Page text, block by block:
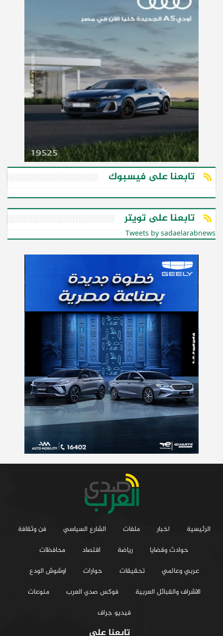
تابعنا على فيسبوك
تابعنا على تويتر
Tweets by sadaelarabnews
الرئيسية اخبار ملفات الشارع السياسي
فن وثقافة
حوادث وقضايا
رياضة اقتصاد
محافظات
عربي وعالمي
تحقيقات حوارات
اوشوش الودع
الاشراف والقبائل العربية
فوكس صدي العرب
منوعات
فيديو جراف